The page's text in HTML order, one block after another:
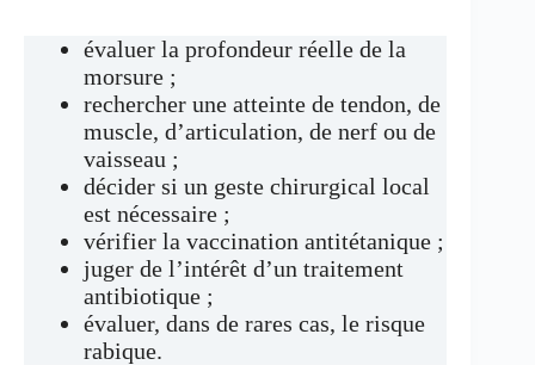
évaluer la profondeur réelle de la
morsure ;
rechercher une atteinte de tendon, de
muscle, d’articulation, de nerf ou de
vaisseau ;
décider si un geste chirurgical local
est nécessaire ;
vérifier la vaccination antitétanique ;
juger de l’intérêt d’un traitement
antibiotique ;
évaluer, dans de rares cas, le risque
rabique.